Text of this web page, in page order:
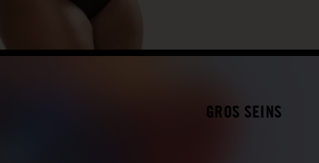
GROS SEINS